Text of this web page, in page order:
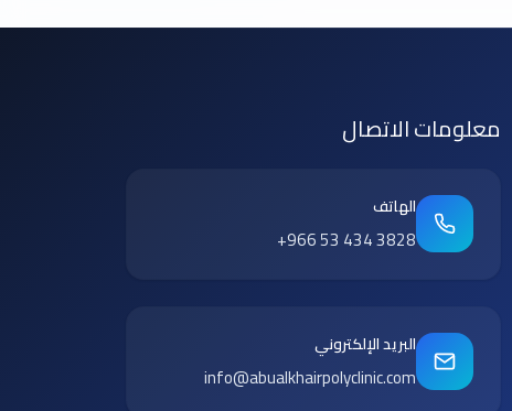
معلومات الاتصال
الهاتف
+966 53 434 3828
البريد الإلكتروني
info@abualkhairpolyclinic.com